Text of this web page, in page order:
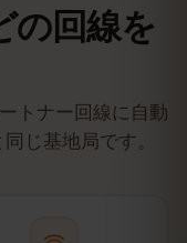
の回線を
トナー回線に自動
じ基地局です。